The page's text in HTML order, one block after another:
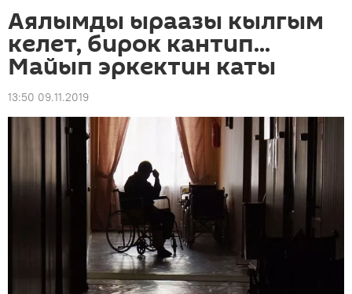
Аялымды ыраазы кылгым
келет, бирок кантип...
Майып эркектин каты
13:50 09.11.2019